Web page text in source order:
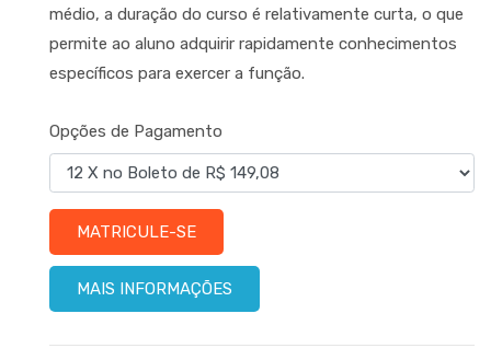
médio, a duração do curso é relativamente curta, o que
permite ao aluno adquirir rapidamente conhecimentos
específicos para exercer a função.
Opções de Pagamento
MATRICULE-SE
MAIS INFORMAÇÕES